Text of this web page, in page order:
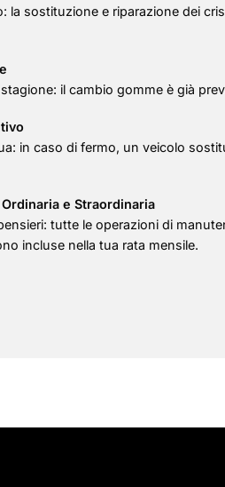
la sostituzione e riparazione dei
il cambio gomme è già
in caso di fermo, un veicolo
e Straordinaria
tutte le operazioni di
incluse nella tua rata mensile.